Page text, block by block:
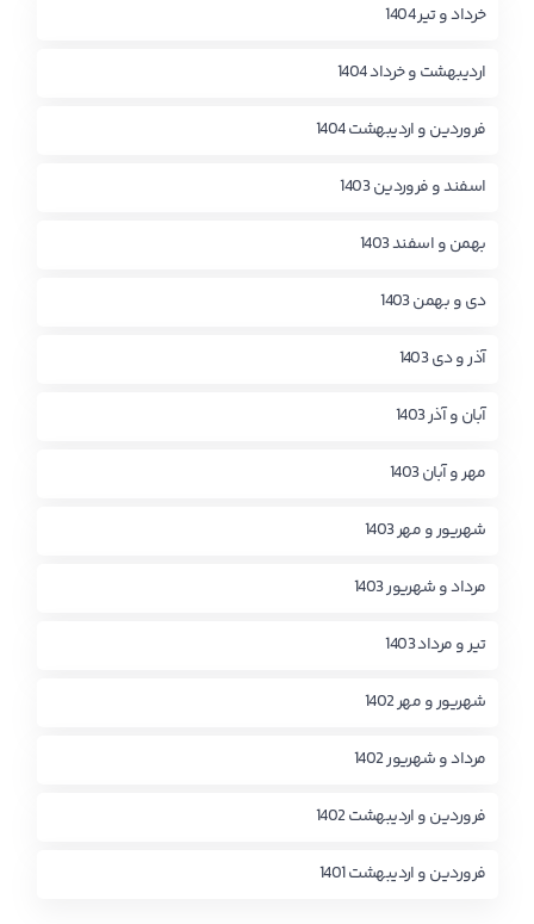
خرداد و تیر 1404
اردیبهشت و خرداد 1404
فروردین و اردیبهشت 1404
اسفند و فروردین 1403
بهمن و اسفند 1403
دی و بهمن 1403
آذر و دی 1403
آبان و آذر 1403
مهر و آبان 1403
شهریور و مهر 1403
مرداد و شهریور 1403
تیر و مرداد 1403
شهریور و مهر 1402
مرداد و شهریور 1402
فروردین و اردیبهشت 1402
فروردین و اردیبهشت 1401